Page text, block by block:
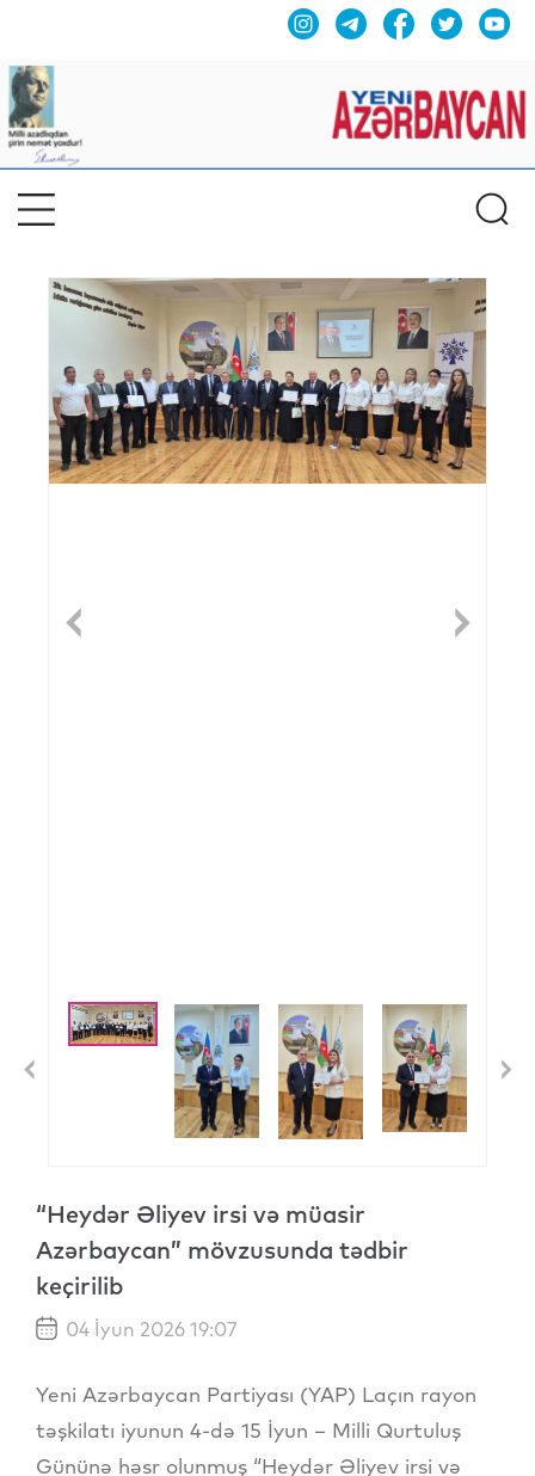
“Heydər Əliyev irsi və müasir
Azərbaycan” mövzusunda tədbir
keçirilib
04 İyun 2026 19:07
Yeni Azərbaycan Partiyası (YAP) Laçın rayon
təşkilatı iyunun 4-də 15 İyun – Milli Qurtuluş
Gününə həsr olunmuş “Heydər Əliyev irsi və